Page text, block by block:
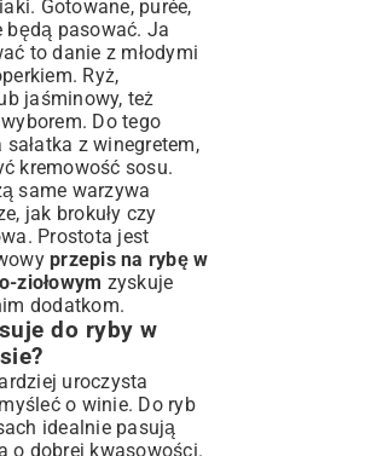
Gotowane, purée,
będą pasować. Ja
to danie z młodymi
Ryż,
jaśminowy, też
Do tego
z winegretem,
kremowość sosu.
same warzywa
jak brokuły czy
Prostota jest
przepis na rybę w
ziołowym zyskuje
dodatkom.
do ryby w
uroczysta
o winie. Do ryb
idealnie pasują
o dobrej kwasowości.